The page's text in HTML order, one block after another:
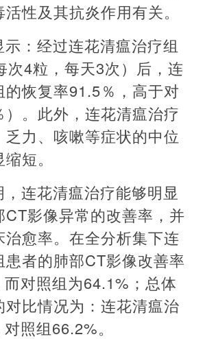
性及其抗炎作用有关。
：经过连花清瘟治疗组
次4粒，每天3次）后，连
的恢复率91.5％，高于对
）。此外，连花清瘟治疗
力、咳嗽等症状的中位
短。
连花清瘟治疗能够明显
影像异常的改善率，并
愈率。在全分析集下连
者的肺部CT影像改善率
对照组为64.1%；总体
对比情况为：连花清瘟治
照组66.2%。